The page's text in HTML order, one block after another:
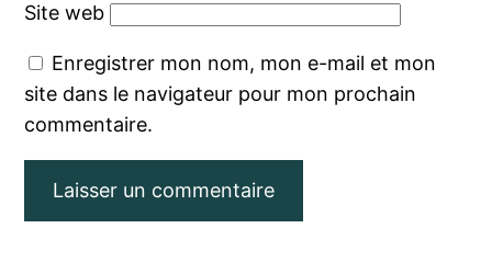
Site web
Enregistrer mon nom, mon e-mail et mon
site dans le navigateur pour mon prochain
commentaire.